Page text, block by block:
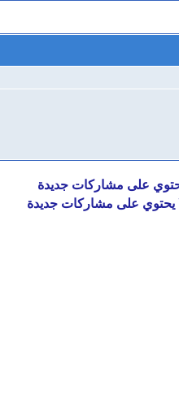
على مشاركات جديدة
على مشاركات جديدة